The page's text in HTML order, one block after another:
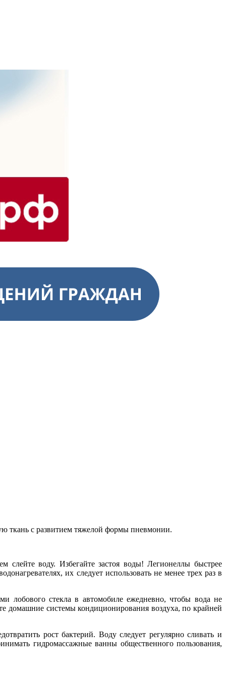
ткань с развитием тяжелой формы пневмонии.
слейте воду. Избегайте застоя воды! Легионеллы быстрее
их следует использовать не менее трех раз в
лобового стекла в автомобиле ежедневно, чтобы вода не
домашние системы кондиционирования воздуха, по крайней
рост бактерий. Воду следует регулярно сливать и
гидромассажные ванны общественного пользования,